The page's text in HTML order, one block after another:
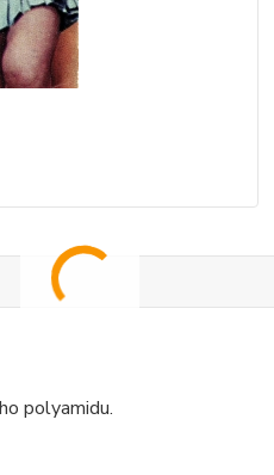
polyamidu.